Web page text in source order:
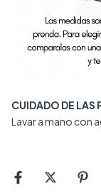
CUIDADO DE LAS
Lavar a mano con